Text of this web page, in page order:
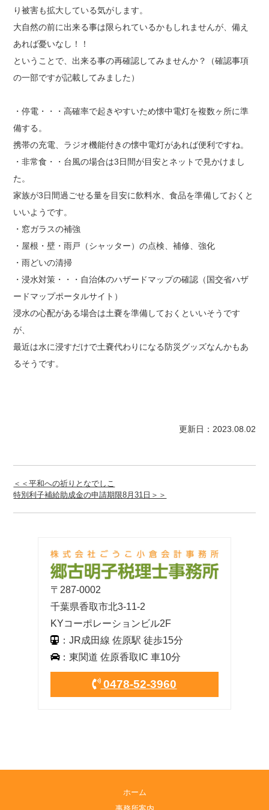
り被害も拡大している気がします。
大自然の前に出来る事は限られているかもしれませんが、備え
あれば憂いなし！！
ということで、出来る事の再確認してみませんか？（確認事項
の一部ですが記載してみました）
・停電・・・高確率で起きやすいため懐中電灯を複数ヶ所に準
備する。
携帯の充電、ラジオ機能付きの懐中電灯があれば便利ですね。
・非常食・・台風の場合は3日間が目安とネットで見かけまし
た。
家族が3日間過ごせる量を目安に飲料水、食品を準備しておくと
いいようです。
・窓ガラスの補強
・屋根・壁・雨戸（シャッター）の点検、補修、強化
・雨どいの清掃
・浸水対策・・・自治体のハザードマップの確認（国交省ハザ
ードマップポータルサイト）
浸水の心配がある場合は土嚢を準備しておくといいそうです
が、
最近は水に浸すだけで土嚢代わりになる防災グッズなんかもあ
るそうです。
更新日：2023.08.02
＜＜平和への祈りとなでしこ
特別利子補給助成金の申請期限8月31日＞＞
〒287-0002
千葉県香取市北3-11-2
KYコーポレーションビル2F
：JR成田線 佐原駅 徒歩15分
：東関道 佐原香取IC 車10分
0478-52-3960
ホーム